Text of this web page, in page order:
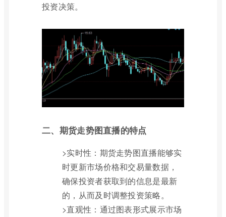
投资决策。
二、期货走势图直播的特点
>实时性：期货走势图直播能够实
时更新市场价格和交易量数据，
确保投资者获取到的信息是最新
的，从而及时调整投资策略。
>直观性：通过图表形式展示市场